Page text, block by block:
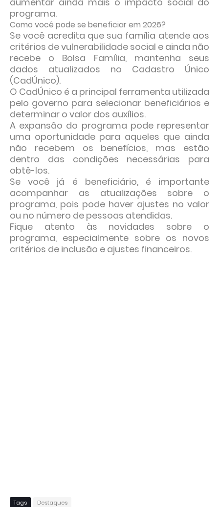
programa.
Como você pode se beneficiar em 2026?
Se você acredita que sua família atende aos
critérios de vulnerabilidade social e ainda não
recebe o Bolsa Família, mantenha seus
dados atualizados no Cadastro Único
(CadÚnico).
O CadÚnico é a principal ferramenta utilizada
pelo governo para selecionar beneficiários e
determinar o valor dos auxílios.
A expansão do programa pode representar
uma oportunidade para aqueles que ainda
não recebem os benefícios, mas estão
dentro das condições necessárias para
obtê-los.
Se você já é beneficiário, é importante
acompanhar as atualizações sobre o
programa, pois pode haver ajustes no valor
ou no número de pessoas atendidas.
Fique atento às novidades sobre o
programa, especialmente sobre os novos
critérios de inclusão e ajustes financeiros.
Tags Destaques